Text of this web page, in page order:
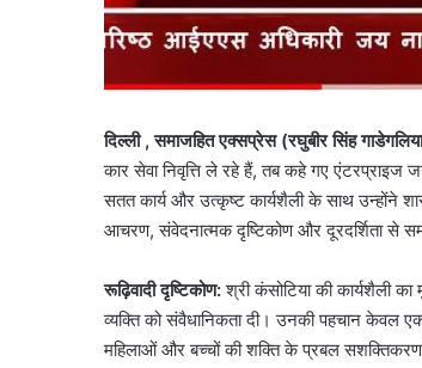
दिल्ली,समाजहित एक्सप्रेस (रघुबीर सिंह
कार सेवा निवृत्ति ले रहे हैं, तब कहे गए
सतत कार्य और उत्कृष्ट कार्यशैली के साथ उन्होंने
आचरण, संवेदनात्मक दृष्टिकोण और दूरदर्शिता से
रूढ़िवादी दृष्टिकोण:श्री कंसोटिया की कार्यशैली का
व्यक्ति को संवैधानिकता दी। उनकी पहचान केवल
महिलाओं और बच्चों की शक्ति के प्रबल